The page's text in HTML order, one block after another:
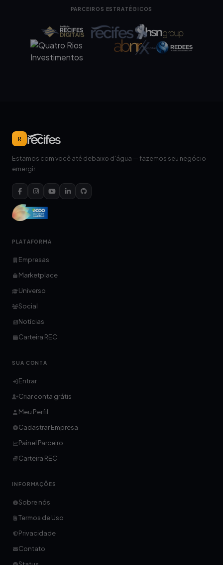
PARCEIROS ESTRATÉGICOS
R
Estamos com você até debaixo d'água — fazemos seu negócio
emergir.
PLATAFORMA
Empresas
Marketplace
Universo
Social
Notícias
Carteira REC
SUA CONTA
Entrar
Criar conta grátis
Meu Perfil
Cadastrar Empresa
Painel Parceiro
Carteira REC
INFORMAÇÕES
Sobre nós
Termos de Uso
Privacidade
Contato